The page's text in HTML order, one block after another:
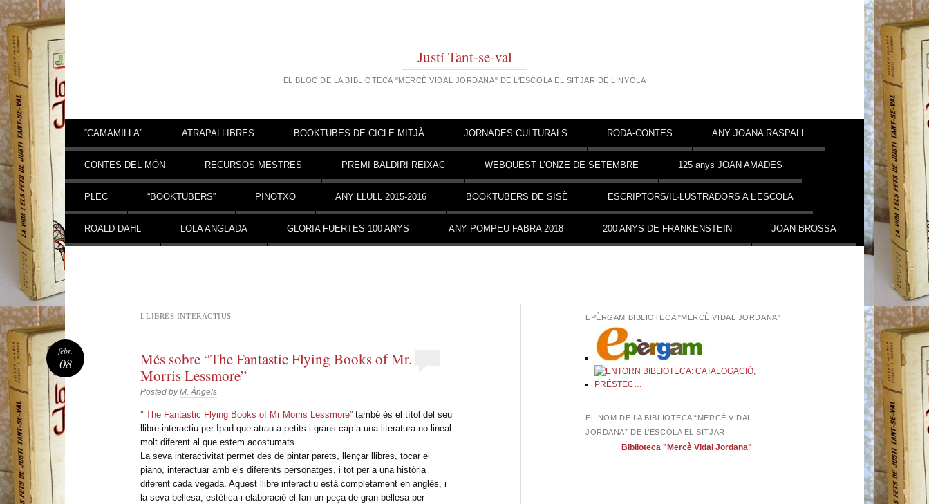
Justí Tant-se-val
EL BLOC DE LA BIBLIOTECA "MERCÈ VIDAL JORDANA" DE L'ESCOLA EL SITJAR DE LINYOLA
Vés al contingut
“CAMAMILLA” ATRAPALLIBRES BOOKTUBES DE CICLE MITJÀ JORNADES CULTURALS RODA-CONTES ANY JOANA RASPALL
CONTES DEL MÓN RECURSOS MESTRES PREMI BALDIRI REIXAC WEBQUEST L’ONZE DE SETEMBRE 125 anys JOAN AMADES
PLEC “BOOKTUBERS” PINOTXO ANY LLULL 2015-2016 BOOKTUBERS DE SISÈ ESCRIPTORS/IL·LUSTRADORS A L’ESCOLA
ROALD DAHL LOLA ANGLADA GLORIA FUERTES 100 ANYS ANY POMPEU FABRA 2018 200 ANYS DE FRANKENSTEIN JOAN BROSSA
LLIBRES INTERACTIUS
Més sobre “The Fantastic Flying Books of Mr.
Morris Lessmore”
Posted byM. Àngels
”The Fantastic Flying Books of Mr Morris Lessmore” també és el títol del seu
llibre interactiu per Ipad que atrau a petits i grans cap a una literatura no lineal
molt diferent al que estem acostumats.
La seva interactivitat permet des de pintar parets, llençar llibres, tocar el
piano, interactuar amb els diferents personatges, i tot per a una història
diferent cada vegada. Aquest llibre interactiu està completament en anglès, i
la seva bellesa, estètica i elaboració el fan un peça de gran bellesa per
febr.
08
EPÈRGAM BIBLIOTECA "MERCÈ VIDAL JORDANA"
EL NOM DE LA BIBLIOTECA “MERCÈ VIDAL
JORDANA” DE L’ESCOLA EL SITJAR
Biblioteca "Mercè Vidal Jordana"